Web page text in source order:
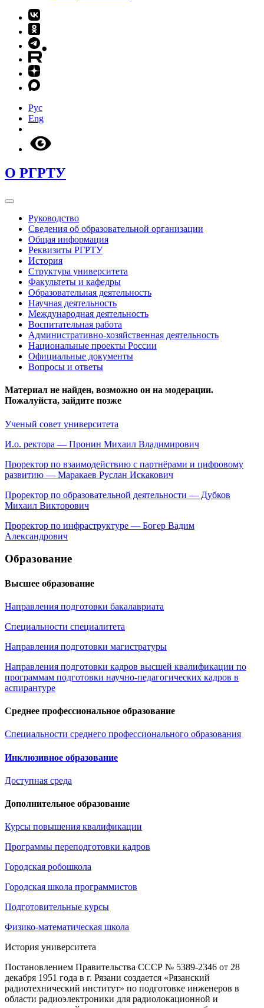
Рус
Eng
О РГРТУ
Руководство
Сведения об образовательной организации
Общая информация
Реквизиты РГРТУ
История
Структура университета
Факультеты и кафедры
Образовательная деятельность
Научная деятельность
Международная деятельность
Воспитательная работа
Административно-хозяйственная деятельность
Национальные проекты России
Официальные документы
Вопросы и ответы
Материал не найден, возможно он на модерации.
Пожалуйста, зайдите позже
Ученый совет университета
И.о. ректора — Пронин Михаил Владимирович
Проректор по взаимодействию с партнёрами и цифровому
развитию — Маракаев Руслан Искакович
Проректор по образовательной деятельности — Дубков
Михаил Викторович
Проректор по инфраструктуре — Богер Вадим
Александрович
Образование
Высшее образование
Направления подготовки бакалавриата
Специальности специалитета
Направления подготовки магистратуры
Направления подготовки кадров высшей квалификации по
программам подготовки научно-педагогических кадров в
аспирантуре
Среднее профессиональное образование
Специальности среднего профессионального образования
Инклюзивное образование
Доступная среда
Дополнительное образование
Курсы повышения квалификации
Программы переподготовки кадров
Городская робошкола
Городская школа программистов
Подготовительные курсы
Физико-математическая школа
История университета
Постановлением Правительства СССР № 5389-2346 от 28
декабря 1951 года в г. Рязани создается «Рязанский
радиотехнический институт» по подготовке инженеров в
области радиоэлектроники для радиолокационной и